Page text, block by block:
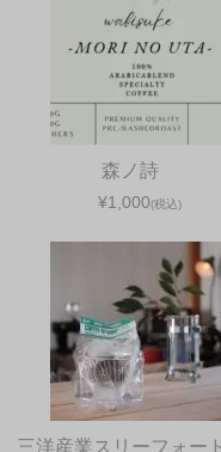
森ノ詩
¥1,000(税込)
三洋産業スリーフォー